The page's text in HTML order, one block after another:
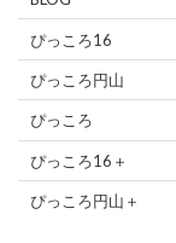
ぴっころ16
ぴっころ円山
ぴっころ
ぴっころ16＋
ぴっころ円山＋